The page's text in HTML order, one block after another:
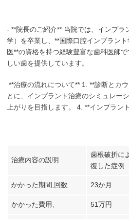
- **院長のご紹介** 当院では、インプ
学）を卒業し、**国際口腔インプラン
医**の資格を持つ経験豊富な歯科医師
しい歯を提供しています。
**治療の流れについて** 1. **診断とカ
とに、インプラント治療のシミュレー
上がりを目指します。 4. **インプラ
治療内容の説明
歯根破折に
復した症例
かかった期間,回数 23か月
かかった費用、 51万円